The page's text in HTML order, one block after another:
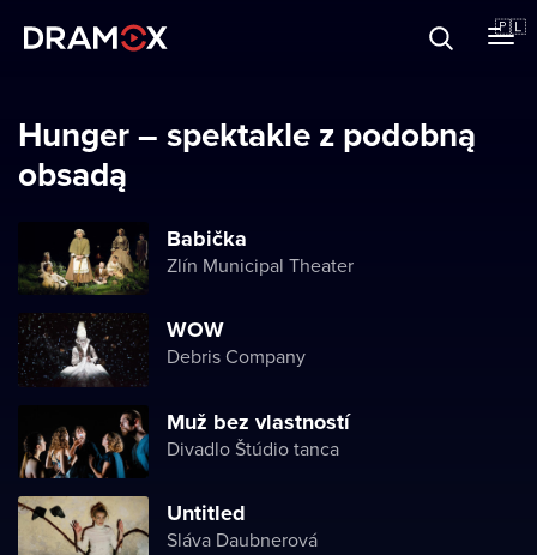
🇵🇱
Zarejestruj się
Hunger – spektakle z podobną
obsadą
Babička
Zlín Municipal Theater
WOW
Debris Company
Muž bez vlastností
Divadlo Štúdio tanca
Untitled
Sláva Daubnerová